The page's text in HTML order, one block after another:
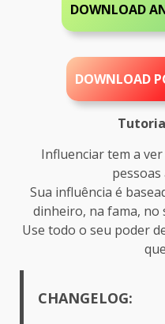
DOWNLOAD
DOWNLOAD
Influenciar tem a
Sua influência é
dinheiro, na fama, no
Use todo o seu poder
CHANGELOG: